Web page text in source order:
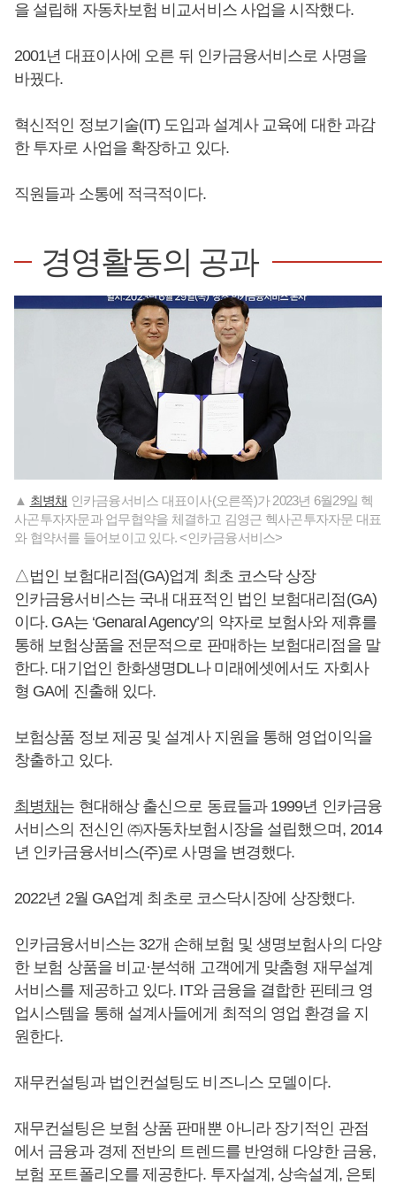
을 설립해 자동차보험 비교서비스 사업을 시작했다.
2001년 대표이사에 오른 뒤 인카금융서비스로 사명을
바꿨다.
혁신적인 정보기술(IT) 도입과 설계사 교육에 대한 과감
한 투자로 사업을 확장하고 있다.
직원들과 소통에 적극적이다.
경영활동의 공과
▲ 최병채 인카금융서비스 대표이사(오른쪽)가 2023년 6월29일 헥
사곤투자자문과 업무협약을 체결하고 김영근 헥사곤투자자문 대표
와 협약서를 들어보이고 있다. <인카금융서비스>
△법인 보험대리점(GA)업계 최초 코스닥 상장
인카금융서비스는 국내 대표적인 법인 보험대리점(GA)
이다. GA는 ‘Genaral Agency’의 약자로 보험사와 제휴를
통해 보험상품을 전문적으로 판매하는 보험대리점을 말
한다. 대기업인 한화생명DL나 미래에셋에서도 자회사
형 GA에 진출해 있다.
보험상품 정보 제공 및 설계사 지원을 통해 영업이익을
창출하고 있다.
최병채 는 현대해상 출신으로 동료들과 1999년 인카금융
서비스의 전신인 ㈜자동차보험시장을 설립했으며, 2014
년 인카금융서비스(주)로 사명을 변경했다.
2022년 2월 GA업계 최초로 코스닥시장에 상장했다.
인카금융서비스는 32개 손해보험 및 생명보험사의 다양
한 보험 상품을 비교·분석해 고객에게 맞춤형 재무설계
서비스를 제공하고 있다. IT와 금융을 결합한 핀테크 영
업시스템을 통해 설계사들에게 최적의 영업 환경을 지
원한다.
재무컨설팅과 법인컨설팅도 비즈니스 모델이다.
재무컨설팅은 보험 상품 판매뿐 아니라 장기적인 관점
에서 금융과 경제 전반의 트렌드를 반영해 다양한 금융,
보험 포트폴리오를 제공한다. 투자설계, 상속설계, 은퇴